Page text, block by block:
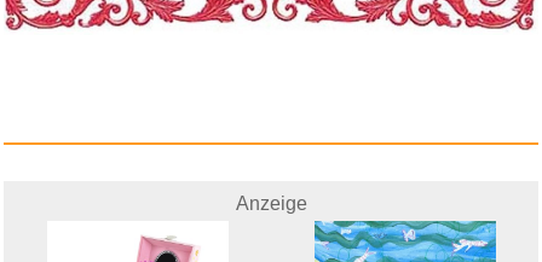
Mein erster Tamburin...
Anzeige